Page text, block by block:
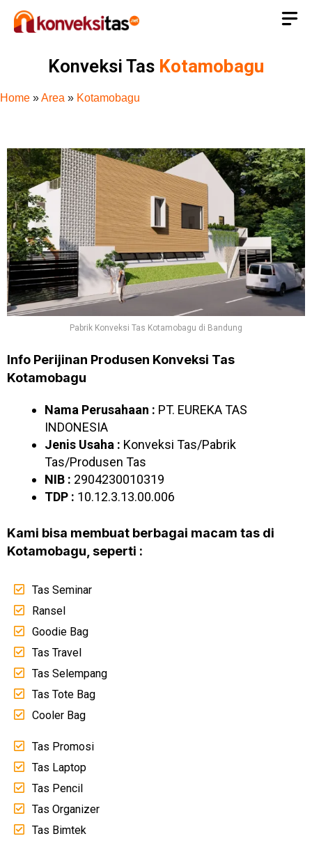
Konveksi Tas Kotamobagu
Home »Area » Kotamobagu
Pabrik Konveksi Tas Kotamobagu di Bandung
Info Perijinan Produsen Konveksi Tas
Kotamobagu
Nama Perusahaan : PT. EUREKA TAS
INDONESIA
Jenis Usaha : Konveksi Tas/Pabrik
Tas/Produsen Tas
NIB : 2904230010319
TDP : 10.12.3.13.00.006
Kami bisa membuat berbagai macam tas di
Kotamobagu, seperti :
Tas Seminar
Ransel
Goodie Bag
Tas Travel
Tas Selempang
Tas Tote Bag
Cooler Bag
Tas Promosi
Tas Laptop
Tas Pencil
Tas Organizer
Tas Bimtek